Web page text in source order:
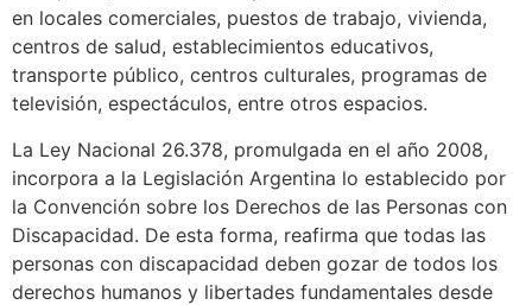
en locales comerciales, puestos de trabajo, vivienda,
centros de salud, establecimientos educativos,
transporte público, centros culturales, programas de
televisión, espectáculos, entre otros espacios.
La Ley Nacional 26.378, promulgada en el año 2008,
incorpora a la Legislación Argentina lo establecido por
la Convención sobre los Derechos de las Personas con
Discapacidad. De esta forma, reafirma que todas las
personas con discapacidad deben gozar de todos los
derechos humanos y libertades fundamentales desde